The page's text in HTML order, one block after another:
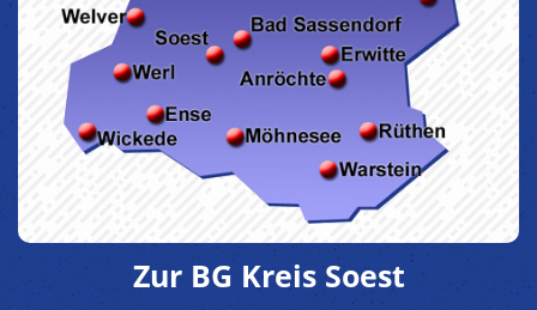
Zur BG Kreis Soest